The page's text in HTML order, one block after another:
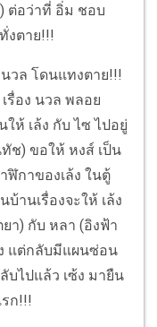
ต่อว่าที่ อิ่ม ชอบ
งตาย!!!
วล โดนแทงตาย!!!
รื่อง นวล พลอย
ห้ เล้ง กับ ไซ ไปอยู่
ช) ขอให้ หงส์ เป็น
ฬิกาของเล้ง ในตู้
บ้านเรื่องจะให้ เล้ง
า) กับ หลา (อิงฟ้า
ง แต่กลับมีแผนซ่อน
บไปแล้ว เซ้ง มายืน
ก!!!